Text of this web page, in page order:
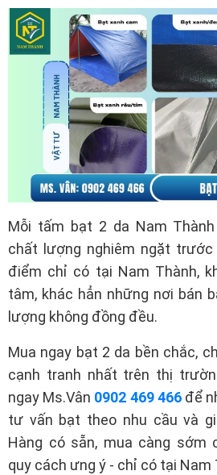
Mỗi tấm bạt 2 da Nam
chất lượng nghiêm ngặt
điểm chỉ có tại Nam Thành,
tâm, khác hẳn những nơi bán
lượng không đồng đều.
Mua ngay bạt 2 da bền chắc,
cạnh tranh nhất trên thị
ngay Ms.Vân 0902 469 466để
tư vấn bạt theo nhu cầu và
Hàng có sẵn, mua càng sớm
quy cách ưng ý - chỉ có tại Nam